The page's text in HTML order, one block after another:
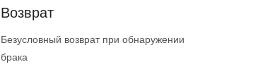
Возврат
Безусловный возврат при обнаружении
брака